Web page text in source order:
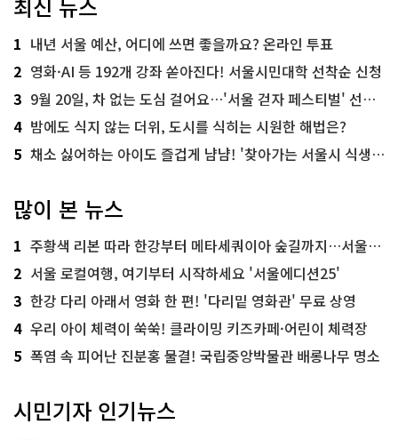
최신 뉴스
1 내년 서울 예산, 어디에 쓰면 좋을까요? 온라인 투표
2 영화·AI 등 192개 강좌 쏟아진다! 서울시민대학 선착순 신청
3 9월 20일, 차 없는 도심 걸어요…'서울 걷자 페스티벌' 선착순 5천명
4 밤에도 식지 않는 더위, 도시를 식히는 시원한 해법은?
5 채소 싫어하는 아이도 즐겁게 냠냠! '찾아가는 서울시 식생활 교육' 현장
많이 본 뉴스
1 주황색 리본 따라 한강부터 메타세쿼이아 숲길까지…서울둘레길 15코스
2 서울 로컬여행, 여기부터 시작하세요 '서울에디션25'
3 한강 다리 아래서 영화 한 편! '다리밑 영화관' 무료 상영
4 우리 아이 체력이 쑥쑥! 클라이밍 키즈카페·어린이 체력장
5 폭염 속 피어난 진분홍 물결! 국립중앙박물관 배롱나무 명소
시민기자 인기뉴스